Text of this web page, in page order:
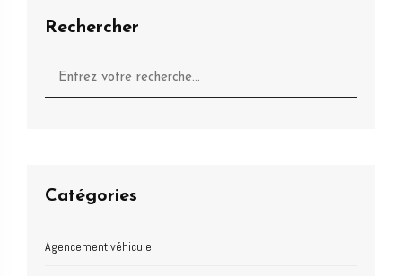
Rechercher
Catégories
Agencement véhicule